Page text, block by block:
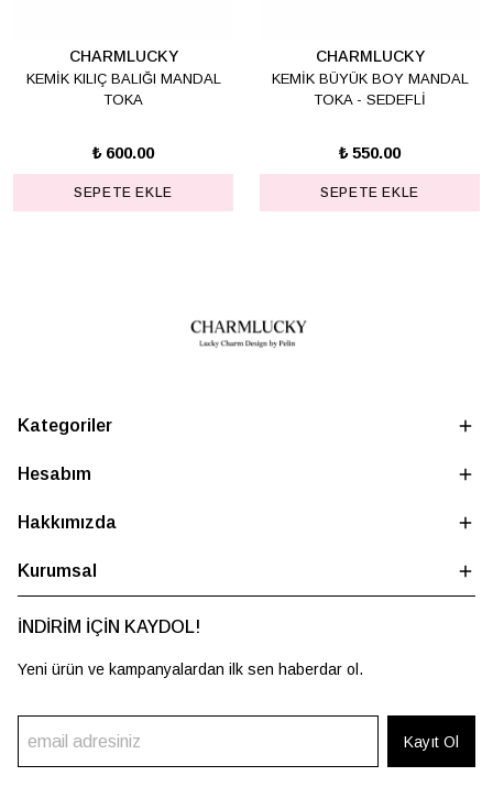
CHARMLUCKY
KEMİK KILIÇ BALIĞI MANDAL
TOKA
₺ 600.00
SEPETE EKLE
CHARMLUCKY
KEMİK BÜYÜK BOY MANDAL
TOKA - SEDEFLİ
₺ 550.00
SEPETE EKLE
Kategoriler
Hesabım
Hakkımızda
Kurumsal
İNDİRİM İÇİN KAYDOL!
Yeni ürün ve kampanyalardan ilk sen haberdar ol.
Kayıt Ol